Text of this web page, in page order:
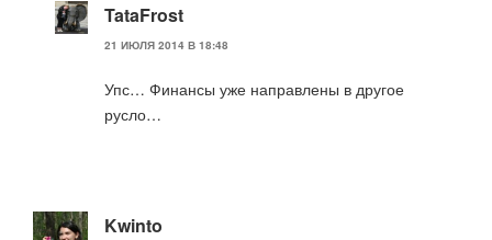
TataFrost
21 ИЮЛЯ 2014 В 18:48
Упс… Финансы уже направлены в другое
русло…
Kwinto